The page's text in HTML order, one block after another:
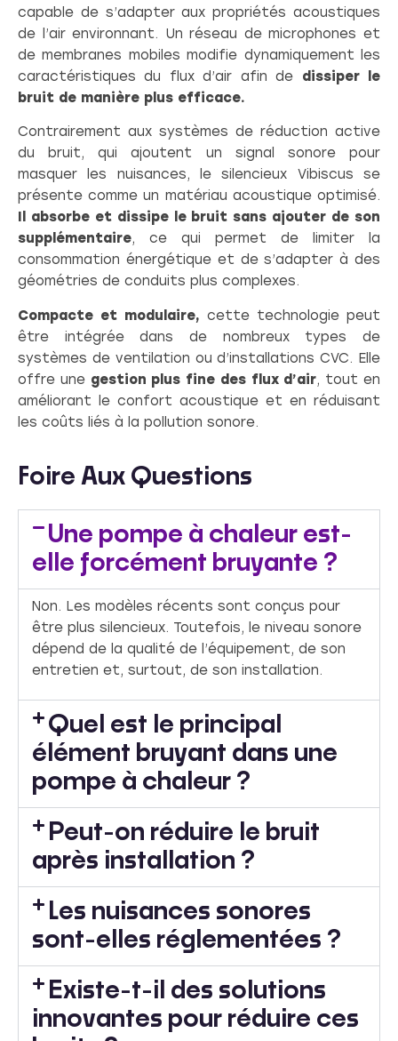
capable de s’adapter aux propriétés acoustiques
de l’air environnant. Un réseau de microphones et
de membranes mobiles modifie dynamiquement les
caractéristiques du flux d’air afin de dissiper le
bruit de manière plus efficace.
Contrairement aux systèmes de réduction active
du bruit, qui ajoutent un signal sonore pour
masquer les nuisances, le silencieux Vibiscus se
présente comme un matériau acoustique optimisé.
Il absorbe et dissipe le bruit sans ajouter de son
supplémentaire, ce qui permet de limiter la
consommation énergétique et de s’adapter à des
géométries de conduits plus complexes.
Compacte et modulaire, cette technologie peut
être intégrée dans de nombreux types de
systèmes de ventilation ou d’installations CVC. Elle
offre une gestion plus fine des flux d’air, tout en
améliorant le confort acoustique et en réduisant
les coûts liés à la pollution sonore.
Foire Aux Questions
Une pompe à chaleur est-
elle forcément bruyante ?
Non. Les modèles récents sont conçus pour
être plus silencieux. Toutefois, le niveau sonore
dépend de la qualité de l’équipement, de son
entretien et, surtout, de son installation.
Quel est le principal
élément bruyant dans une
pompe à chaleur ?
Peut-on réduire le bruit
après installation ?
Les nuisances sonores
sont-elles réglementées ?
Existe-t-il des solutions
innovantes pour réduire ces